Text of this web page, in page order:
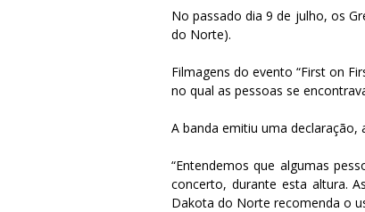
No passado dia 9 de julho, os
do Norte).
Filmagens do evento “First on
no qual as pessoas se
A banda emitiu uma
“Entendemos que algumas
concerto, durante esta altura.
Dakota do Norte recomenda o